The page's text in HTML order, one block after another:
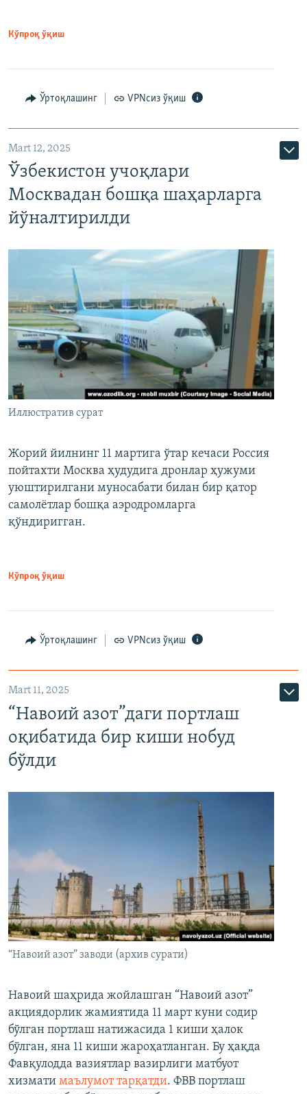
Кўпроқ ўқиш
Ўртоқлашинг VPNсиз ўқиш
Mart 12, 2025
Ўзбекистон учоқлари
Москвадан бошқа шаҳарларга
йўналтирилди
Иллюстратив сурат
Жорий йилнинг 11 мартига ўтар кечаси Россия
пойтахти Москва ҳудудига дронлар ҳужуми
уюштирилгани муносабати билан бир қатор
самолётлар бошқа аэродромларга
қўндиригган.
Кўпроқ ўқиш
Ўртоқлашинг VPNсиз ўқиш
Mart 11, 2025
“Навоий азот”даги портлаш
оқибатида бир киши нобуд
бўлди
“Навоий азот” заводи (архив сурати)
Навоий шаҳрида жойлашган “Навоий азот”
акциядорлик жамиятида 11 март куни содир
бўлган портлаш натижасида 1 киши ҳалок
бўлган, яна 11 киши жароҳатланган. Бу ҳақда
Фавқулодда вазиятлар вазирлиги матбуот
хизмати маълумот тарқатди. ФВВ портлаш